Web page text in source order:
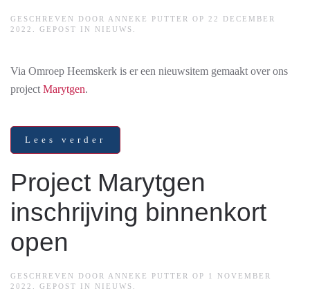
GESCHREVEN DOOR ANNEKE PUTTER OP 22 DECEMBER
2022
. GEPOST IN NIEUWS
Via Omroep Heemskerk is er een nieuwsitem gemaakt over ons
project Marytgen.
Lees verder
Project Marytgen
inschrijving binnenkort
open
GESCHREVEN DOOR ANNEKE PUTTER OP 1 NOVEMBER
2022
. GEPOST IN NIEUWS